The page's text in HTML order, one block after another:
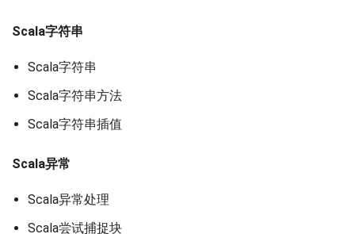
Scala字符串
Scala字符串
Scala字符串方法
Scala字符串插值
Scala异常
Scala异常处理
Scala尝试捕捉块